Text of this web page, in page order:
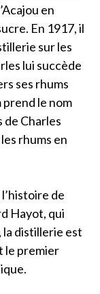
en
En 1917, il
sur les
lui succède
ses rhums
prend le nom
de Charles
rhums en
de
Hayot, qui
distillerie est
le premier